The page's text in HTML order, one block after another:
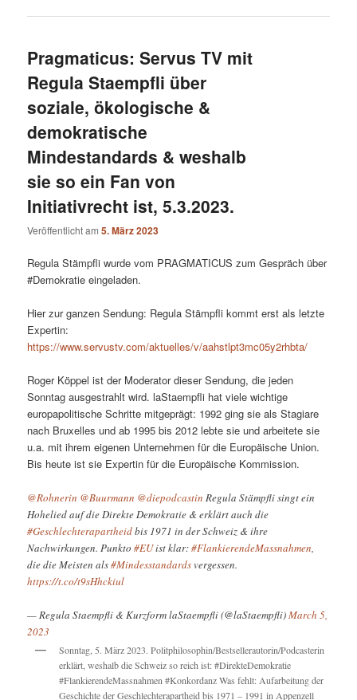
Pragmaticus: Servus TV mit
Regula Staempfli über
soziale, ökologische &
demokratische
Mindestandards & weshalb
sie so ein Fan von
Initiativrecht ist, 5.3.2023.
Veröffentlicht am5. März 2023
Regula Stämpfli wurde vom PRAGMATICUS zum Gespräch über
#Demokratie eingeladen.
Hier zur ganzen Sendung: Regula Stämpfli kommt erst als letzte
Expertin:
https://www.servustv.com/aktuelles/v/aahstlpt3mc05y2rhbta/
Roger Köppel ist der Moderator dieser Sendung, die jeden
Sonntag ausgestrahlt wird. laStaempfli hat viele wichtige
europapolitische Schritte mitgeprägt: 1992 ging sie als Stagiare
nach Bruxelles und ab 1995 bis 2012 lebte sie und arbeitete sie
u.a. mit ihrem eigenen Unternehmen für die Europäische Union.
Bis heute ist sie Expertin für die Europäische Kommission.
@Rohnerin @Buurmann @diepodcastin Regula Stämpfli singt ein
Hohelied auf die Direkte Demokratie & erklärt auch die
#Geschlechterapartheidbis 1971 in der Schweiz & ihre
Nachwirkungen. Punkto#EUist klar:#FlankierendeMassnahmen
die die Meisten als#Mindesstandardsvergessen.
https://t.co/t9sHhckiul
— Regula Staempfli & Kurzform laStaempfli (@laStaempfli)March 5,
2023
Sonntag, 5. März 2023. Politphilosophin/Bestsellerautorin/Podcasterin
erklärt, weshalb die Schweiz so reich ist: #DirekteDemokratie
#FlankierendeMassnahmen #Konkordanz Was fehlt: Aufarbeitung der
Geschichte der Geschlechterapartheid bis 1971 – 1991 in Appenzell